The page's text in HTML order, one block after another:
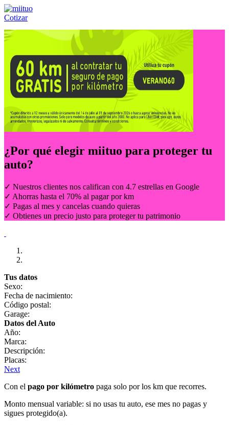
Cotizar
Llámanos al:(55) 84-21-05-00 ó
¿Por qué elegir miituo para proteger tu
auto?
✓ Nuestros clientes nos califican con 4.7 estrellas en Google
✓ Ahorras hasta el 70% al pagar por km
✓ Pagas al mes y cancelas cuando quieras
✓ Obtienes un precio justo para proteger tu patrimonio
Tus datos
Sexo:
Fecha de nacimiento:
Código postal:
Garage:
Datos del Auto
Año:
Marca:
Descripción:
Placas:
Next
Con el pago por kilómetro paga solo por los km que recorres.
Monto mensual variable: si no usas tu auto, ese mes no pagas y
sigues protegido(a).